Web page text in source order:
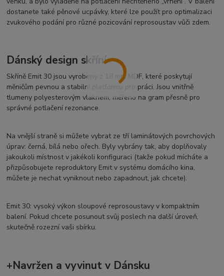
dostanete také pěnové ucpávky, které lze použít pro optimalizaci
zvukového podání pro různé pozicování reprosoustav vůči zdem.
Dánský design skříní
Skříně Emit 30 jsou vyrobeny z 18 mm MDF, které poskytují
měničům pevnou a stabilní platformu pro práci. Jsou vnitřně
tlumeny polyesterovým vláknem, měřeno na gram přesně pro
správné potlačení rezonance.
Na vnější straně si můžete vybrat ze tří laminátových povrchových
úprav: černá, bílá nebo ořech. Byly vybrány tak, aby doplňovaly
jakoukoli místnost v jakékoli konfiguraci (takže pokud mícháte a
přizpůsobujete reproduktory Emit v systému domácího kina,
můžete je nechat vyniknout nebo zapadnout, jak chcete).
Emit 30: vysoký výkon sloupové reprosoustavy v kompaktním
balení. Pokud chcete posunout svůj poslech na další úroveň,
skutečně rozezní vaši sbírku.
+Navržen a vyvinut v Dánsku